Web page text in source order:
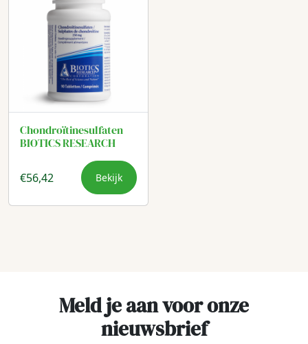
Chondroïtinesulfaten
BIOTICS RESEARCH
€56,42 Bekijk
Meld je aan voor onze
nieuwsbrief